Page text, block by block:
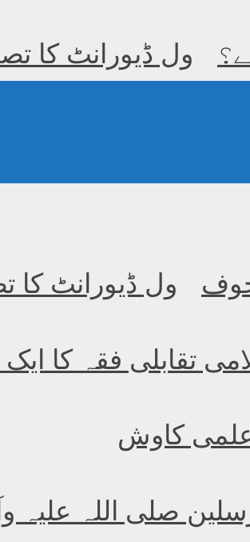
ول ڈیورانٹ کا
خوف ول ڈیورانٹ
تقابلی فقہ کا
علمی کاوش
صلی اللہ علیہ